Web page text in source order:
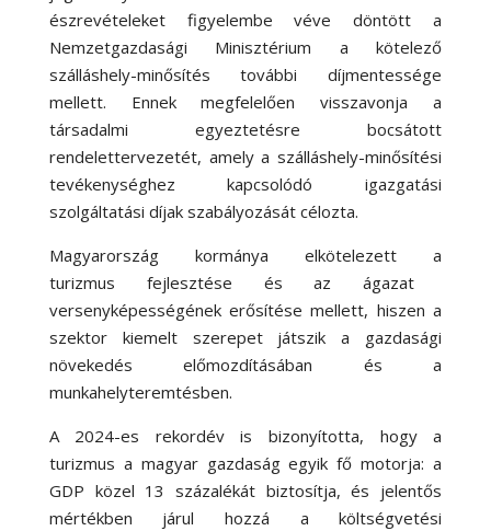
észrevételeket figyelembe véve döntött a
Nemzetgazdasági Minisztérium a kötelező
szálláshely-minősítés további díjmentessége
mellett. Ennek megfelelően visszavonja a
társadalmi egyeztetésre bocsátott
rendelettervezetét, amely a szálláshely-minősítési
tevékenységhez kapcsolódó igazgatási
szolgáltatási díjak szabályozását célozta.
Magyarország kormánya elkötelezett a
turizmus
fejlesztése és az ágazat
versenyképességének erősítése mellett, hiszen a
szektor kiemelt szerepet játszik a gazdasági
növekedés előmozdításában és a
munkahelyteremtésben.
A 2024-es rekordév is bizonyította, hogy a
turizmus a magyar gazdaság egyik fő motorja: a
GDP közel 13 százalékát biztosítja, és jelentős
mértékben járul hozzá a költségvetési